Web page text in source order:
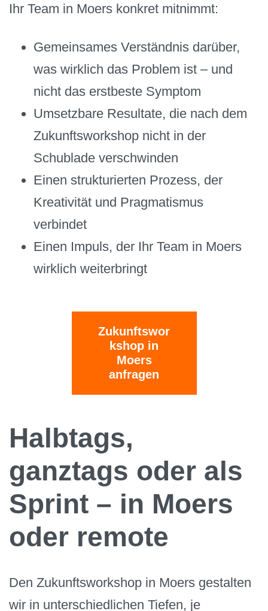
Ihr Team in Moers konkret mitnimmt:
Gemeinsames Verständnis darüber,
was wirklich das Problem ist – und
nicht das erstbeste Symptom
Umsetzbare Resultate, die nach dem
Zukunftsworkshop nicht in der
Schublade verschwinden
Einen strukturierten Prozess, der
Kreativität und Pragmatismus
verbindet
Einen Impuls, der Ihr Team in Moers
wirklich weiterbringt
Zukunftswor
kshop in
Moers
anfragen
Halbtags,
ganztags oder als
Sprint – in Moers
oder remote
Den Zukunftsworkshop in Moers gestalten
wir in unterschiedlichen Tiefen, je